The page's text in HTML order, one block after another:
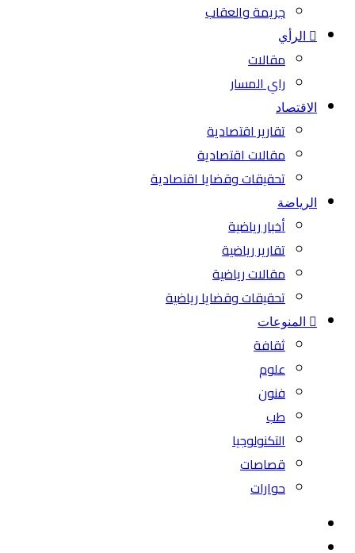
جريمة والعقاب
الرأي
مقالات
راي المسار
الاقتصاد
تقارير اقتصادية
مقالات اقتصادية
تحقيقات وقضايا اقتصادية
الرياضة
أخبار رياضية
تقارير رياضية
مقالات رياضية
تحقيقات وقضايا رياضية
المنوعات
ثقافة
علوم
فنون
طب
التكنولوجيا
قصاصات
حوارات